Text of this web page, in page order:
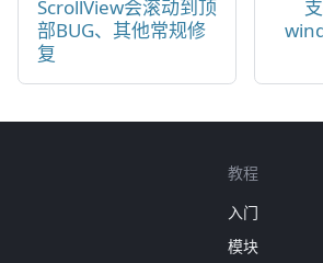
ScrollView会滚动到顶
部BUG、其他常规修
复
教程
入门
模块